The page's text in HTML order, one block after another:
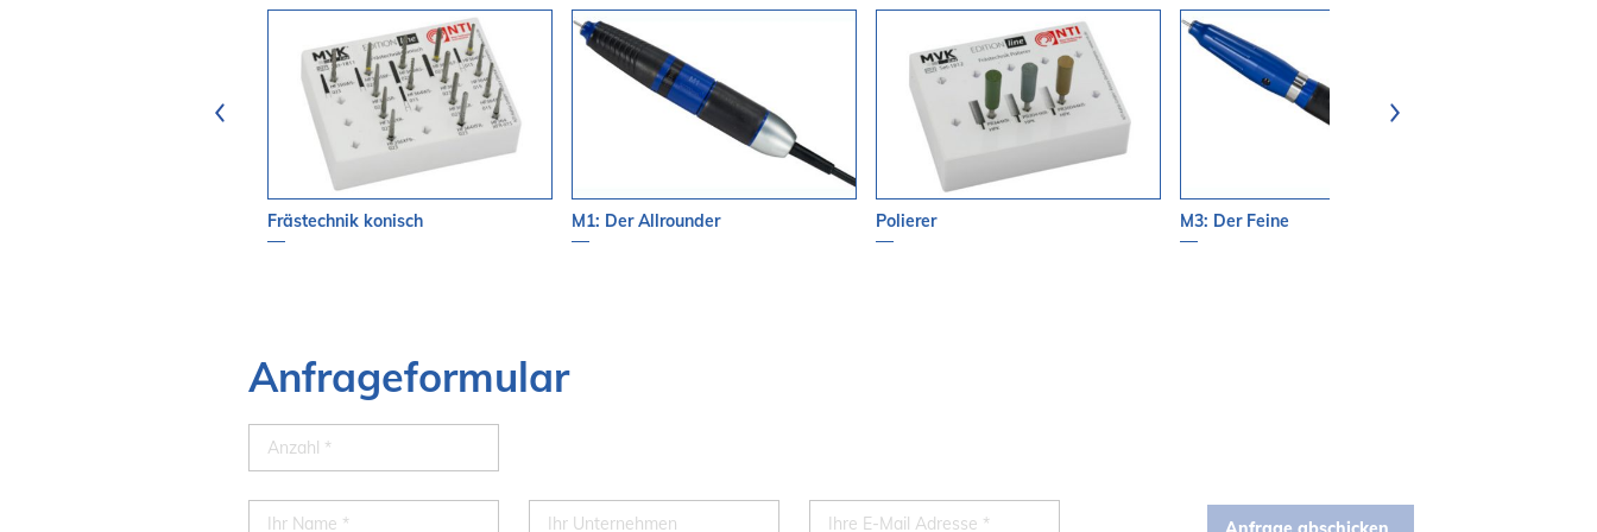
Frästechnik konisch M1: Der Allrounder Polierer M3: Der Feine
Anfrageformular